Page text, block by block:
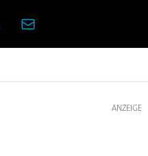
ANZEIGE